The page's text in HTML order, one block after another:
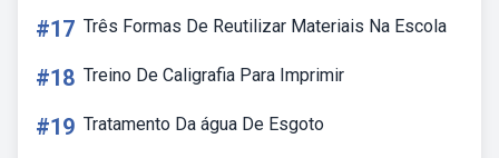
#17 Três Formas De Reutilizar Materiais Na Escola
#18 Treino De Caligrafia Para Imprimir
#19 Tratamento Da água De Esgoto